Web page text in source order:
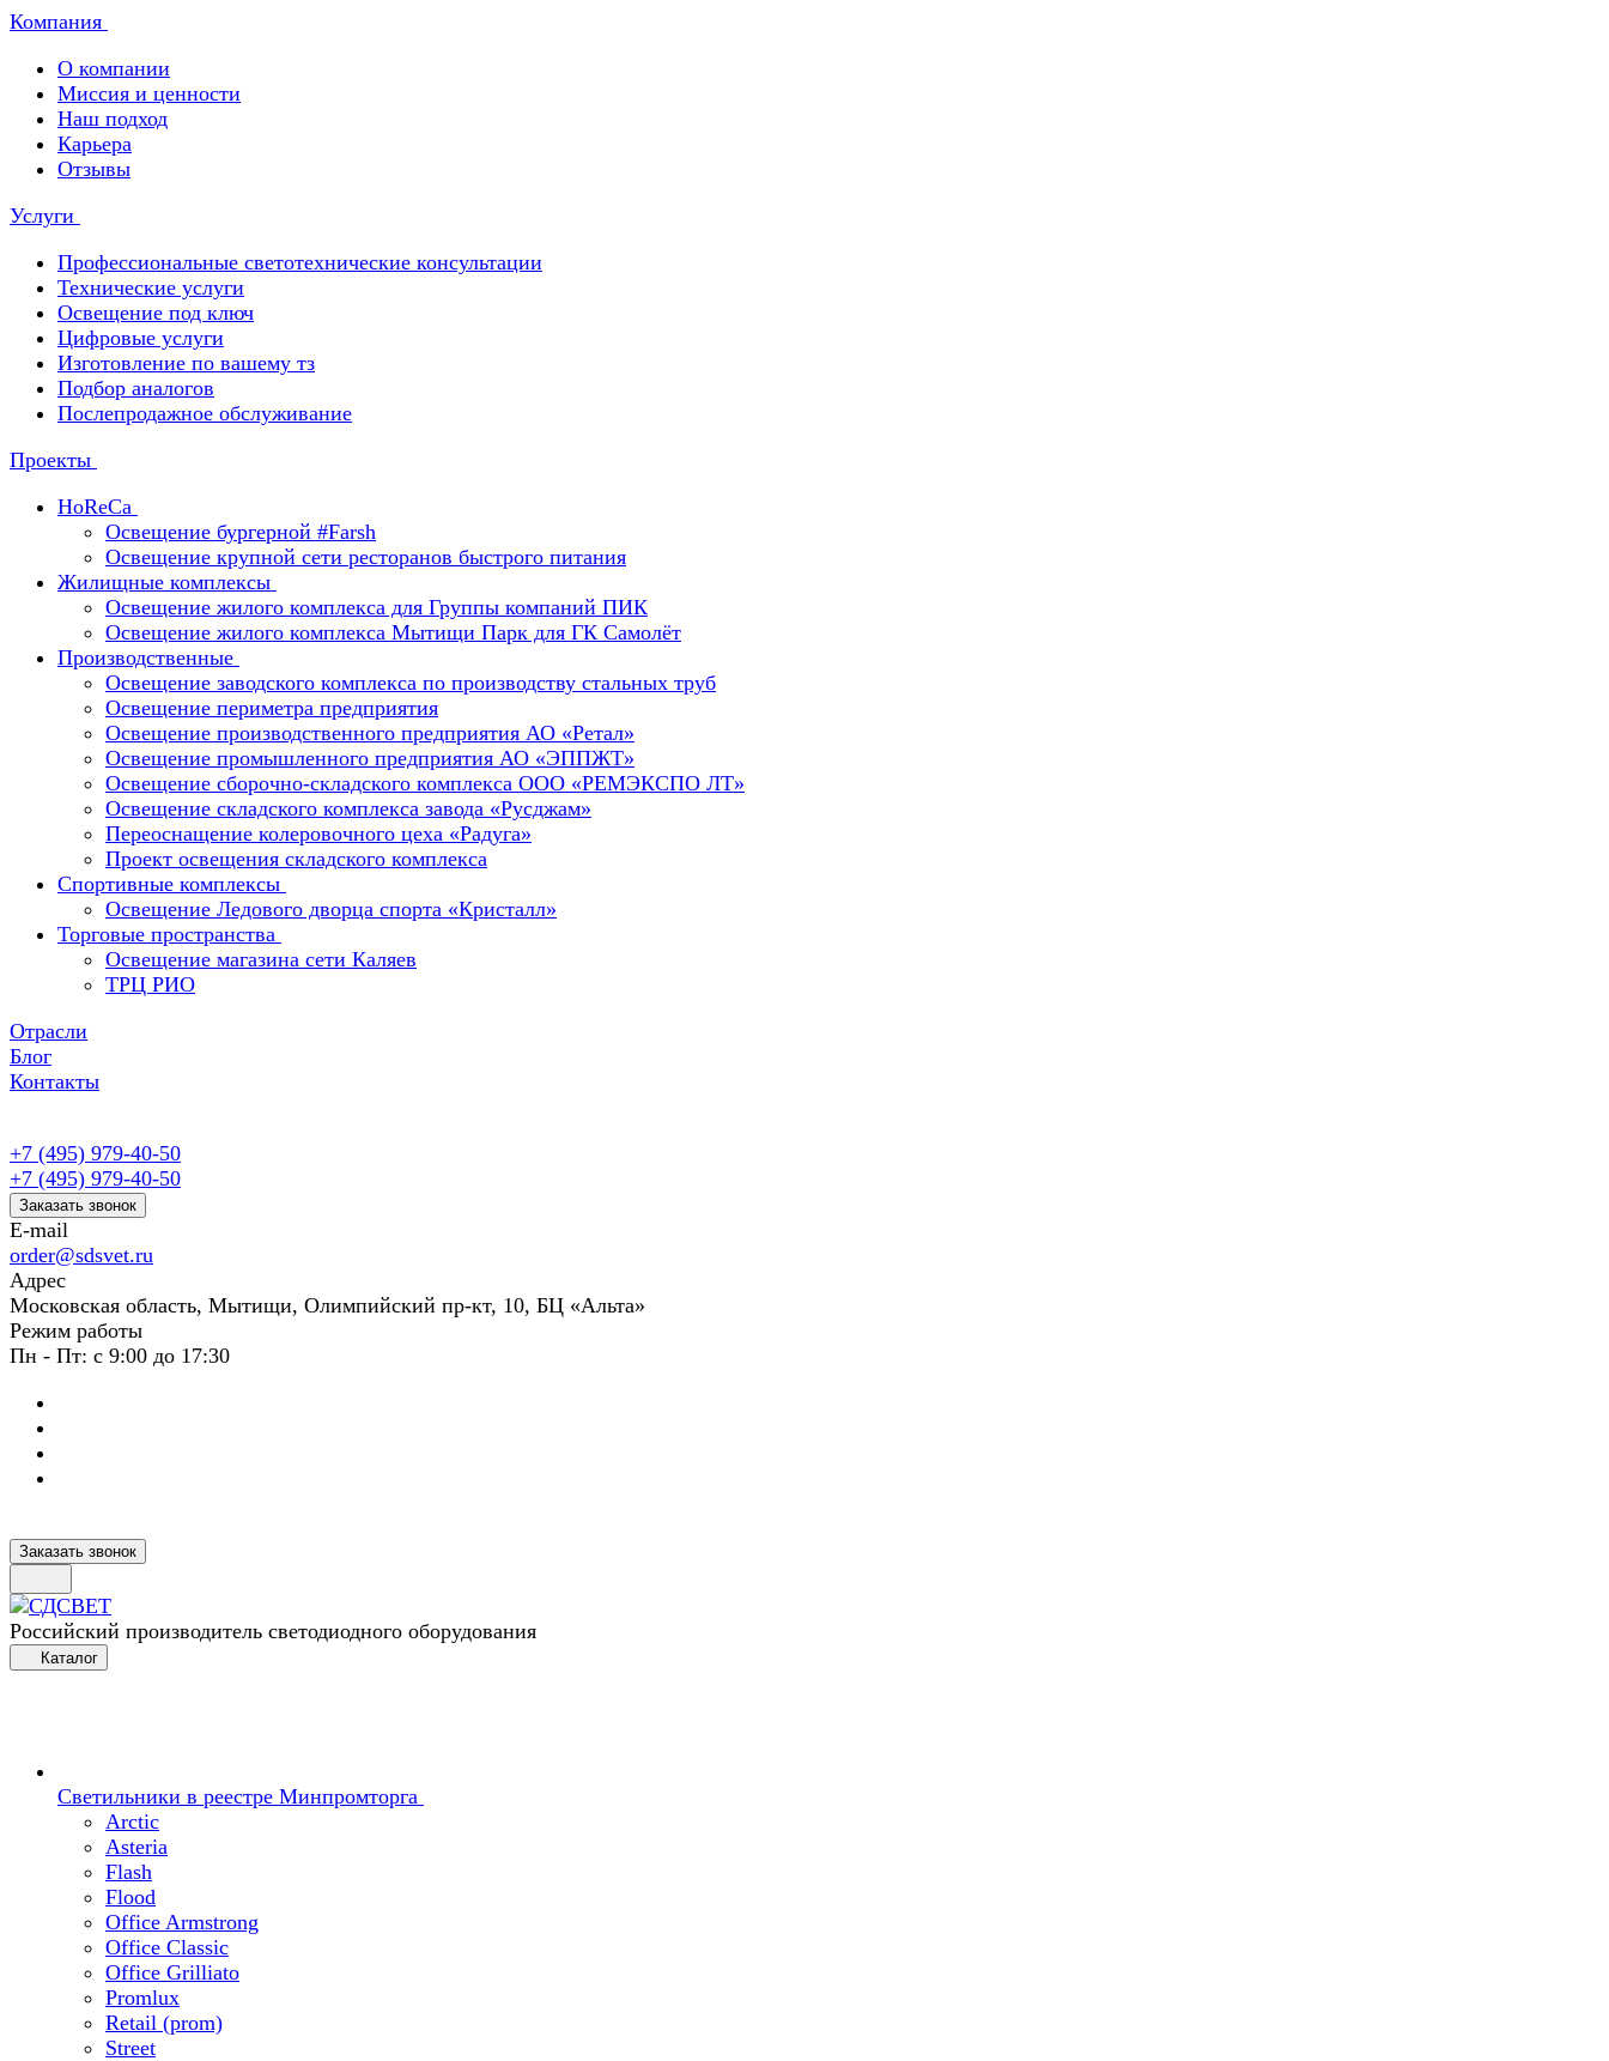
Компания
О компании
Миссия и ценности
Наш подход
Карьера
Отзывы
Услуги
Профессиональные светотехнические консультации
Технические услуги
Освещение под ключ
Цифровые услуги
Изготовление по вашему тз
Подбор аналогов
Послепродажное обслуживание
Проекты
HoReCa
Освещение бургерной #Farsh
Освещение крупной сети ресторанов быстрого питания
Жилищные комплексы
Освещение жилого комплекса для Группы компаний ПИК
Освещение жилого комплекса Мытищи Парк для ГК Самолёт
Производственные
Освещение заводского комплекса по производству стальных труб
Освещение периметра предприятия
Освещение производственного предприятия АО «Ретал»
Освещение промышленного предприятия АО «ЭППЖТ»
Освещение сборочно-складского комплекса ООО «РЕМЭКСПО ЛТ»
Освещение складского комплекса завода «Русджам»
Переоснащение колеровочного цеха «Радуга»
Проект освещения складского комплекса
Спортивные комплексы
Освещение Ледового дворца спорта «Кристалл»
Торговые пространства
Освещение магазина сети Каляев
ТРЦ РИО
Отрасли
Блог
Контакты
+7 (495) 979-40-50
+7 (495) 979-40-50
Заказать звонок
E-mail
order@sdsvet.ru
Адрес
Московская область, Мытищи, Олимпийский пр-кт, 10, БЦ «Альта»
Режим работы
Пн - Пт: с 9:00 до 17:30
Заказать звонок
Российский производитель светодиодного оборудования
Каталог
Светильники в реестре Минпромторга
Arctic
Asteria
Flash
Flood
Office Armstrong
Office Classic
Office Grilliato
Promlux
Retail (prom)
Street